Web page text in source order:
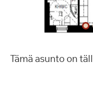
Tämä asunto on